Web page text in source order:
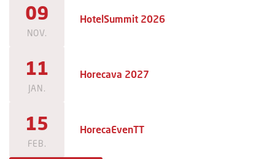
09
NOV.
HotelSummit 2026
11
JAN.
Horecava 2027
15
FEB.
HorecaEvenTT